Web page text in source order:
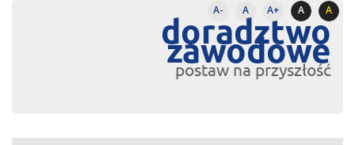
A- A A+ A A
doradztwo
zawodowe
postaw na przyszłość